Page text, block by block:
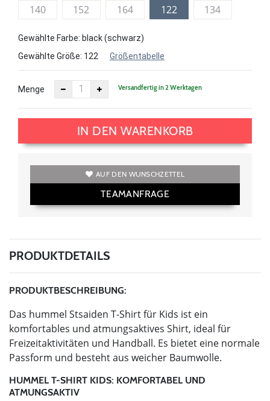
140
152 164 122 134
Gewählte Farbe: black (schwarz)
Gewählte Größe: 122 Größentabelle
Menge Versandfertig in 2 Werktagen
IN DEN WARENKORB
AUF DEN WUNSCHZETTEL
TEAMANFRAGE
PRODUKTDETAILS
PRODUKTBESCHREIBUNG:
Das hummel Stsaiden T-Shirt für Kids ist ein
komfortables und atmungsaktives Shirt, ideal für
Freizeitaktivitäten und Handball. Es bietet eine normale
Passform und besteht aus weicher Baumwolle.
HUMMEL T-SHIRT KIDS: KOMFORTABEL UND
ATMUNGSAKTIV